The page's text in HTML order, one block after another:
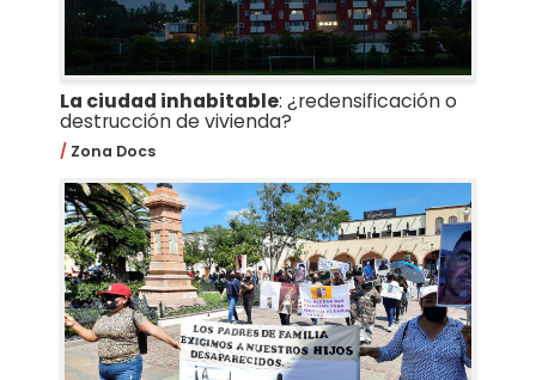
La ciudad inhabitable: ¿redensificación o
destrucción de vivienda?
Zona Docs